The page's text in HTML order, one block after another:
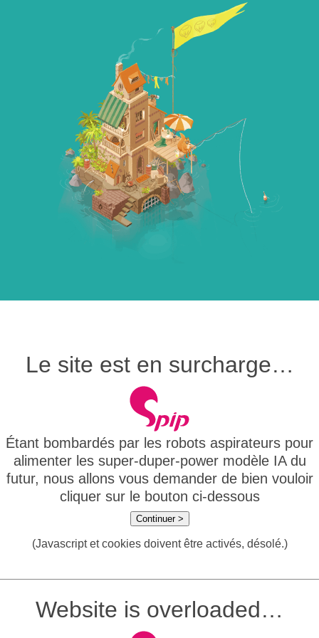
Le site est en surcharge…
Étant bombardés par les robots aspirateurs pour
alimenter les super-duper-power modèle IA du
futur, nous allons vous demander de bien vouloir
cliquer sur le bouton ci-dessous
Continuer >
(Javascript et cookies doivent être activés, désolé.)
Website is overloaded…